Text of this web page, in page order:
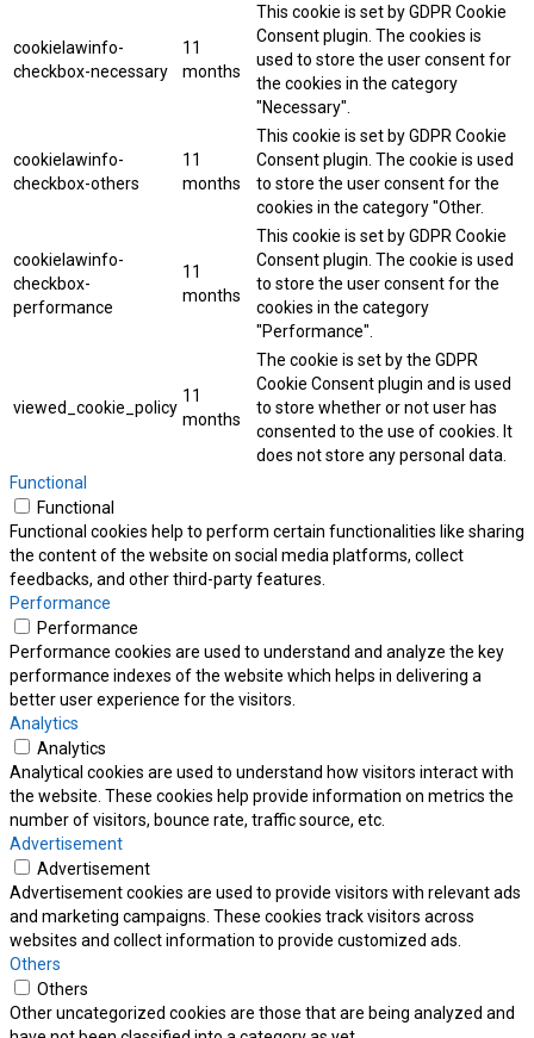
cookielawinfo-
checkbox-necessary
11
months
This cookie is set by GDPR Cookie
Consent plugin. The cookies is
used to store the user consent for
the cookies in the category
"Necessary".
cookielawinfo-
checkbox-others
11
months
This cookie is set by GDPR Cookie
Consent plugin. The cookie is used
to store the user consent for the
cookies in the category "Other.
cookielawinfo-
checkbox-
performance
11
months
This cookie is set by GDPR Cookie
Consent plugin. The cookie is used
to store the user consent for the
cookies in the category
"Performance".
viewed_cookie_policy
11
months
The cookie is set by the GDPR
Cookie Consent plugin and is used
to store whether or not user has
consented to the use of cookies. It
does not store any personal data.
Functional
Functional
Functional cookies help to perform certain functionalities like sharing
the content of the website on social media platforms, collect
feedbacks, and other third-party features.
Performance
Performance
Performance cookies are used to understand and analyze the key
performance indexes of the website which helps in delivering a
better user experience for the visitors.
Analytics
Analytics
Analytical cookies are used to understand how visitors interact with
the website. These cookies help provide information on metrics the
number of visitors, bounce rate, traffic source, etc.
Advertisement
Advertisement
Advertisement cookies are used to provide visitors with relevant ads
and marketing campaigns. These cookies track visitors across
websites and collect information to provide customized ads.
Others
Others
Other uncategorized cookies are those that are being analyzed and